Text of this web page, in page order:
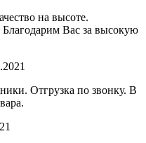
на высоте.
Вас за высокую
Отгрузка по звонку. В